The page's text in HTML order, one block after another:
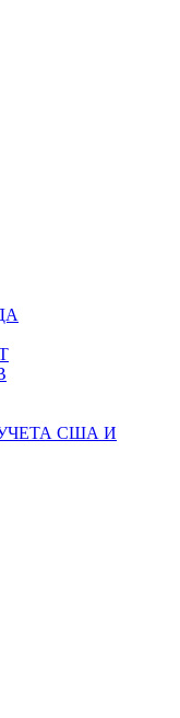
США И